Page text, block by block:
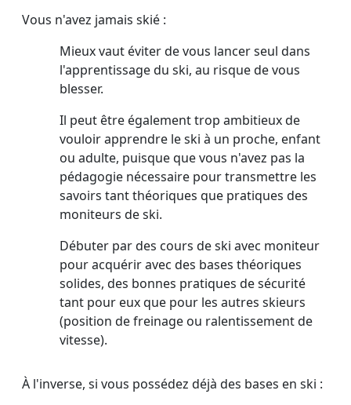
Vous n'avez jamais skié :
Mieux vaut éviter de vous lancer seul dans
l'apprentissage du ski, au risque de vous
blesser.
Il peut être également trop ambitieux de
vouloir apprendre le ski à un proche, enfant
ou adulte, puisque que vous n'avez pas la
pédagogie nécessaire pour transmettre les
savoirs tant théoriques que pratiques des
moniteurs de ski.
Débuter par des cours de ski avec moniteur
pour acquérir avec des bases théoriques
solides, des bonnes pratiques de sécurité
tant pour eux que pour les autres skieurs
(position de freinage ou ralentissement de
vitesse).
À l'inverse, si vous possédez déjà des bases en ski :